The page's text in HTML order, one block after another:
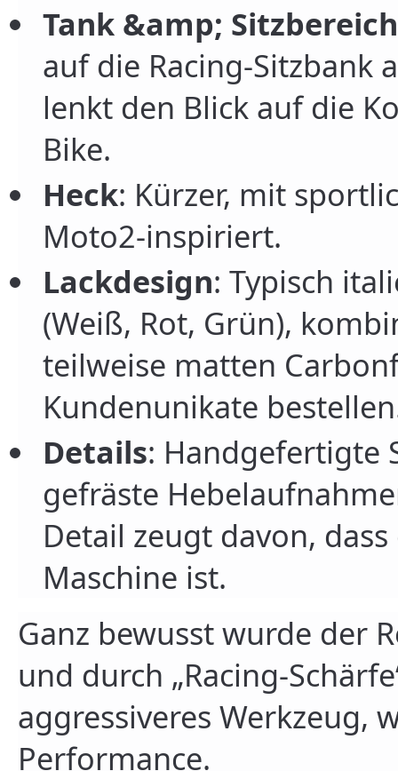
Tank &amp; Sitzbereich
auf die Racing-Sitzbank
lenkt den Blick auf die
Bike.
Heck: Kürzer, mit
Moto2-inspiriert.
Lackdesign: Typisch
(Weiß, Rot, Grün),
teilweise matten
Kundenunikate
Details: Handgefertigte
gefräste
Detail zeugt davon,
Maschine ist.
Ganz bewusst wurde der
und durch „Racing-
aggressiveres Werkzeug,
Performance.